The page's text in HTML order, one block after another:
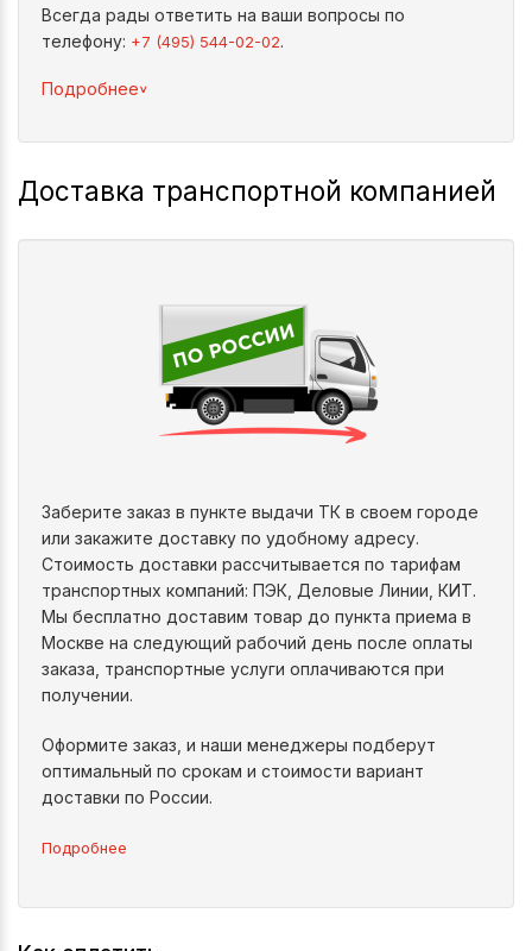
Всегда рады ответить на ваши вопросы по
телефону: +7 (495) 544-02-02.
Подробнее^
Доставка транспортной компанией
Заберите заказ в пункте выдачи ТК в своем городе
или закажите доставку по удобному адресу.
Стоимость доставки рассчитывается по тарифам
транспортных компаний: ПЭК, Деловые Линии, КИТ.
Мы бесплатно доставим товар до пункта приема в
Москве на следующий рабочий день после оплаты
заказа, транспортные услуги оплачиваются при
получении.
Оформите заказ, и наши менеджеры подберут
оптимальный по срокам и стоимости вариант
доставки по России.
Подробнее